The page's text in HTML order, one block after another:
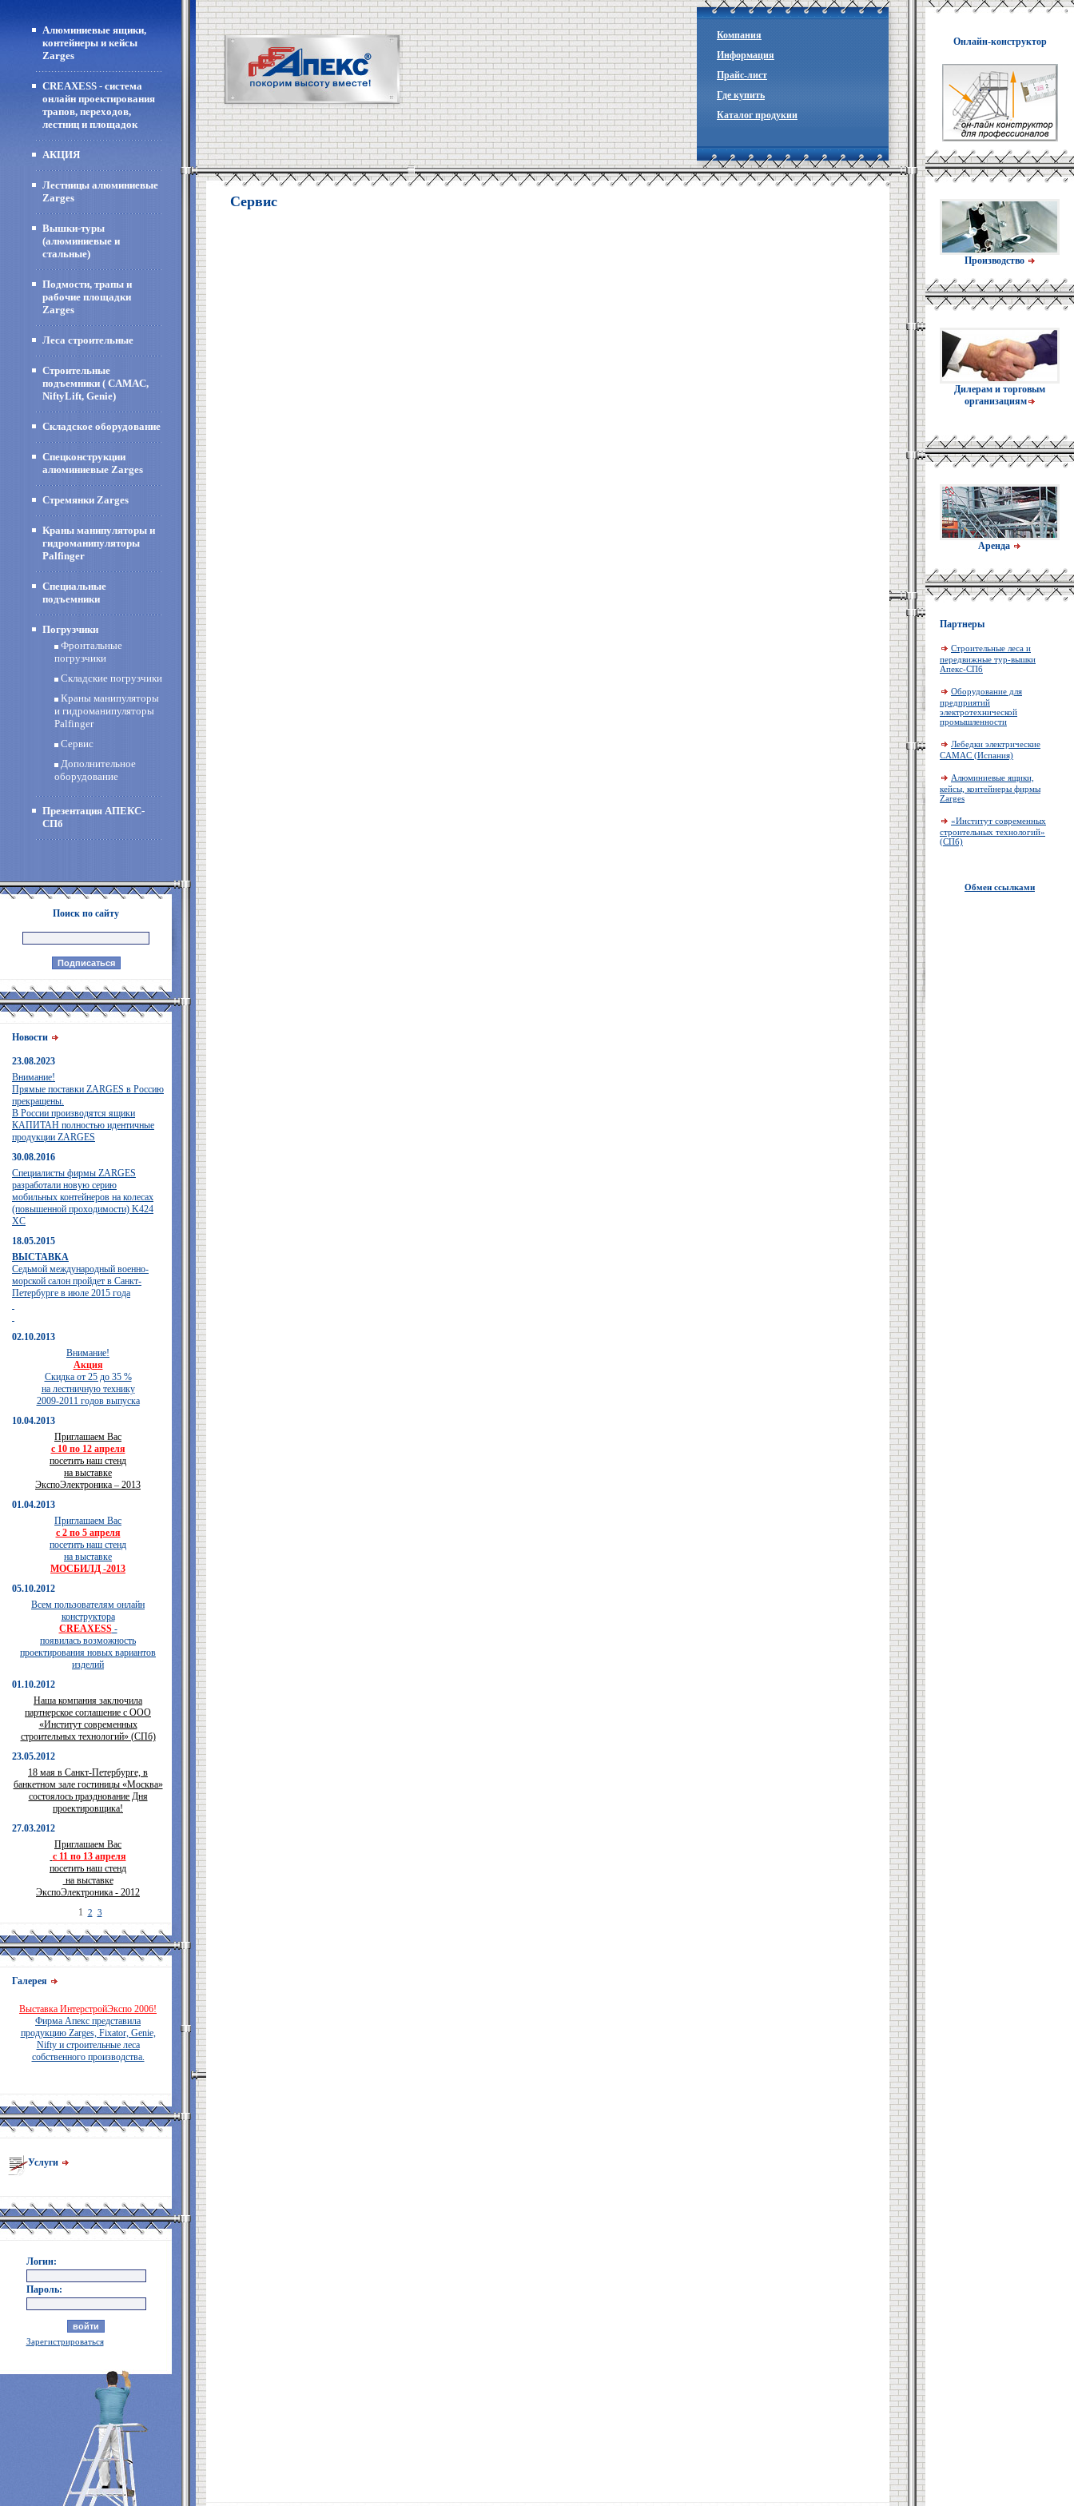
Алюминиевые ящики,
контейнеры и кейсы
Zarges
CREAXESS - система
онлайн проектирования
трапов, переходов,
лестниц и площадок
АКЦИЯ
Лестницы алюминиевые
Zarges
Вышки-туры
(алюминиевые и
стальные)
Подмости, трапы и
рабочие площадки
Zarges
Леса строительные
Строительные
подъемники ( CAMAC,
NiftyLift, Genie)
Складское оборудование
Спецконструкции
алюминиевые Zarges
Стремянки Zarges
Краны манипуляторы и
гидроманипуляторы
Palfinger
Специальные
подъемники
Погрузчики
Фронтальные
погрузчики
Складские погрузчики
Краны манипуляторы
и гидроманипуляторы
Palfinger
Сервис
Дополнительное
оборудование
Презентация АПЕКС-
СПб
Поиск по сайту
Новости
23.08.2023
Внимание!
Прямые поставки ZARGES в Россию
прекращены.
В России производятся ящики
КАПИТАН полностью идентичные
продукции ZARGES
30.08.2016
Специалисты фирмы ZARGES
разработали новую серию
мобильных контейнеров на колесах
(повышенной проходимости) K424
XC
18.05.2015
ВЫСТАВКА
Седьмой международный военно-
морской салон пройдет в Санкт-
Петербурге в июле 2015 года
02.10.2013
Внимание!
Акция
Скидка от 25 до 35 %
на лестничную технику
2009-2011 годов выпуска
10.04.2013
Приглашаем Вас
с 10 по 12 апреля
посетить наш стенд
на выставке
ЭкспоЭлектроника – 2013
01.04.2013
Приглашаем Вас
с 2 по 5 апреля
посетить наш стенд
на выставке
МОСБИЛД -2013
05.10.2012
Всем пользователям онлайн
конструктора
CREAXESS-
появилась возможность
проектирования новых вариантов
изделий
01.10.2012
Наша компания заключила
партнерское соглашение с ООО
«Институт современных
строительных технологий» (СПб)
23.05.2012
18 мая в Санкт-Петербурге, в
банкетном зале гостиницы «Москва»
состоялось празднование Дня
проектировщика!
27.03.2012
Приглашаем Вас
с 11 по 13 апреля
посетить наш стенд
на выставке
ЭкспоЭлектроника - 2012
1 2 3
Галерея
Выставка ИнтерстройЭкспо 2006!
Фирма Апекс представила
продукцию Zarges, Fixator, Genie,
Nifty и строительные леса
собственного производства.
Услуги
Логин:
Пароль:
Зарегистрироваться
Компания
Информация
Прайc-лист
Где купить
Каталог продукии
Сервис
Онлайн-конструктор
Производство
Дилерам и торговым
организациям
Аренда
Партнеры
Строительные леса и
передвижные тур-вышки
Апекс-СПб
Оборудование для
предприятий
электротехнической
промышленности
Лебедки электрические
CAMAC (Испания)
Алюминиевые ящики,
кейсы, контейнеры фирмы
Zarges
«Институт современных
строительных технологий»
(СПб)
Обмен ссылками